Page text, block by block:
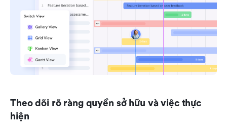
Theo dõi rõ ràng quyền sở hữu và việc thực
hiện